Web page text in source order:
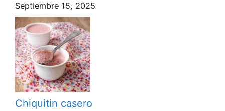
Septiembre 15, 2025
Chiquitin casero